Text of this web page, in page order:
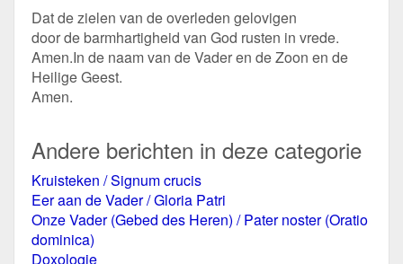
Dat de zielen van de overleden gelovigen
door de barmhartigheid van God rusten in vrede.
Amen.In de naam van de Vader en de Zoon en de
Heilige Geest.
Amen.
Andere berichten in deze categorie
Kruisteken / Signum crucis
Eer aan de Vader / Gloria Patri
Onze Vader (Gebed des Heren) / Pater noster (Oratio
dominica)
Doxologie